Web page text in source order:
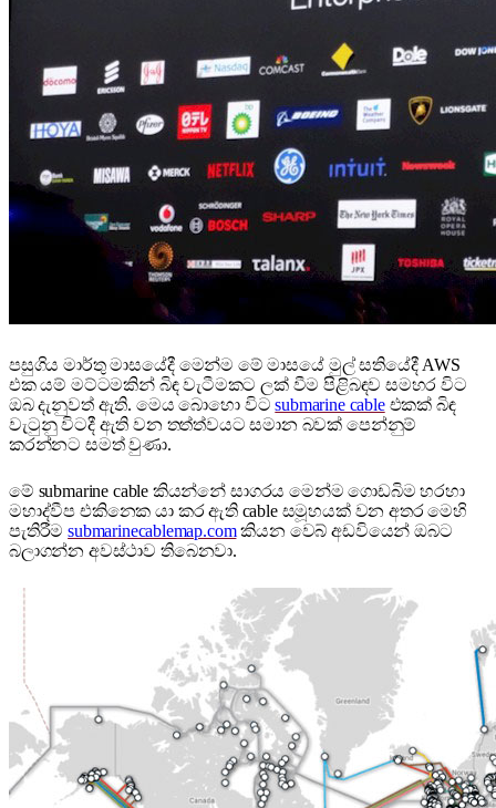
පසුගිය මාර්තු මාසයේදී මෙන්ම මේ මාසයේ මුල් සතියේදී AWS
එක යම් මට්ටමකින් බිඳ වැටීමකට ලක් වීම පිළිබඳව සමහර විට
ඔබ දැනුවත් ඇති. මෙය බොහො විටsubmarine cableඑකක් බිඳ
වැටුනු විටදී ඇති වන තත්ත්වයට සමාන බවක් පෙන්නුම්
කරන්නට සමත් වුණා.
මේ submarine cable කියන්නේ සාගරය මෙන්ම ගොඩබිම හරහා
මහාද්වීප එකිනෙක යා කර ඇති cable සමූහයක් වන අතර මෙහි
පැතිරීමsubmarinecablemap.comකියන වෙබ් අඩවියෙන් ඔබට
බලාගන්න අවස්ථාව තිබෙනවා.